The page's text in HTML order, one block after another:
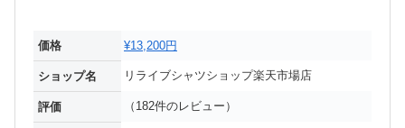
価格 ¥13,200円
ショップ名 リライブシャツショップ楽天市場店
評価 （182件のレビュー）